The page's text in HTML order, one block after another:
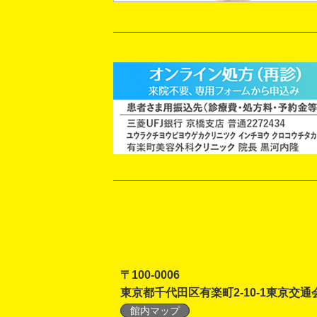
〒100-0006
東京都千代田区有楽町2-10-1東京交通
館内マップ